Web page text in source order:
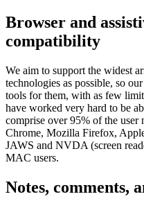
Browser and
compatibility
We aim to support the widest
technologies as possible, so
tools for them, with as few
have worked very hard to be
comprise over 95% of the
Chrome, Mozilla Firefox,
JAWS and NVDA (screen
MAC users.
Notes, comments,